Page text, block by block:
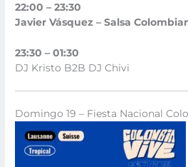
22:00 – 23:30
Javier Vásquez – Salsa
23:30 – 01:30
DJ Kristo B2B DJ Chivi
Domingo 19 – Fiesta Nacional